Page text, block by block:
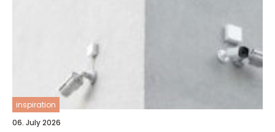
inspiration
06. July 2026